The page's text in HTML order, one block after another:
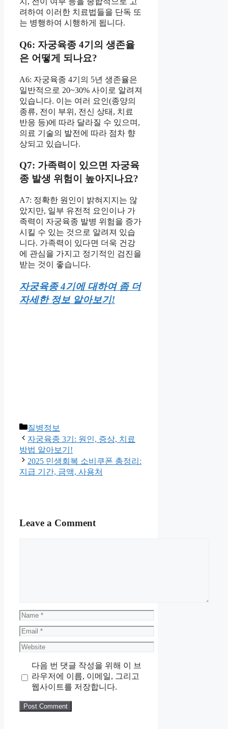
려하여 이러한 치료법들을 단독 또
는 병행하여 시행하게 됩니다.
Q6: 자궁육종 4기의 생존율
은 어떻게 되나요?
A6: 자궁육종 4기의 5년 생존율은
일반적으로 20~30% 사이로 알려져
있습니다. 이는 여러 요인(종양의
종류, 전이 부위, 전신 상태, 치료
반응 등)에 따라 달라질 수 있으며,
의료 기술의 발전에 따라 점차 향
상되고 있습니다.
Q7: 가족력이 있으면 자궁육
종 발생 위험이 높아지나요?
A7: 정확한 원인이 밝혀지지는 않
았지만, 일부 유전적 요인이나 가
족력이 자궁육종 발병 위험을 증가
시킬 수 있는 것으로 알려져 있습
니다. 가족력이 있다면 더욱 건강
에 관심을 가지고 정기적인 검진을
받는 것이 좋습니다.
자궁육종 4기에 대하여 좀 더
자세한 정보 알아보기!
Categories
질병정보
자궁육종 3기: 원인, 증상, 치료
방법 알아보기!
2025 민생회복 소비쿠폰 총정리:
지급 기간, 금액, 사용처
Leave a Comment
Name
Email
Website
다음 번 댓글 작성을 위해 이 브
라우저에 이름, 이메일, 그리고
웹사이트를 저장합니다.